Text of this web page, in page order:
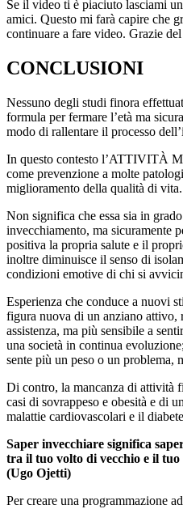
Se il video ti è piaciuto lasciami
amici. Questo mi farà capire che
continuare a fare video. Grazie
CONCLUSIONI
Nessuno degli studi finora
formula per fermare l’età ma
modo di rallentare il processo
In questo contesto l’ATTIVITÀ
come prevenzione a molte
miglioramento della qualità di vita.
Non significa che essa sia in
invecchiamento, ma sicuramente
positiva la propria salute e il
inoltre diminuisce il senso di
condizioni emotive di chi si
Esperienza che conduce a nuovi
figura nuova di un anziano attivo,
assistenza, ma più sensibile a
una società in continua
sente più un peso o un problema,
Di contro, la mancanza di attività
casi di sovrappeso e obesità e di
malattie cardiovascolari e il
Saper invecchiare significa
tra il tuo volto di vecchio e il tuo
(Ugo Ojetti)
Per creare una programmazione